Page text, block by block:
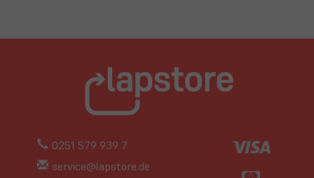
0251 579 939 7
service@lapstore.de